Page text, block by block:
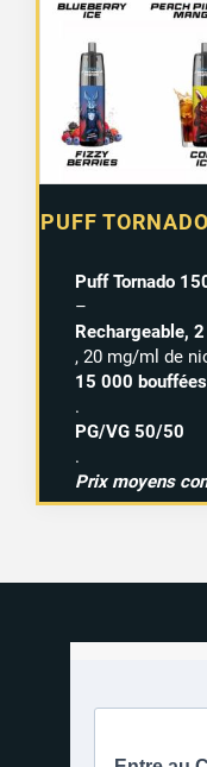
PUFF
Puff Tornado
–
Rechargeable,
, 20 mg/ml de
15 000 bouffées
.
PG/VG 50/50
.
Prix moyens